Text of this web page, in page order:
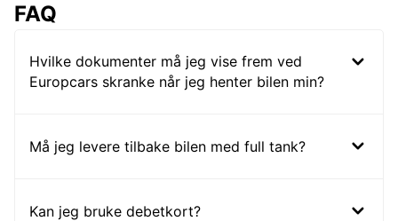
FAQ
Hvilke dokumenter må jeg vise frem ved
Europcars skranke når jeg henter bilen min?
Må jeg levere tilbake bilen med full tank?
Kan jeg bruke debetkort?